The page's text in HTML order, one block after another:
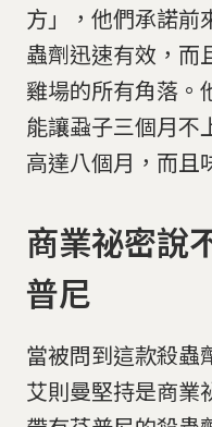
方」，他們承諾前
蟲劑迅速有效，而
雞場的所有角落。
能讓蝨子三個月不
高達八個月，而且
商業祕密說
普尼
當被問到這款殺蟲
艾則曼堅持是商業